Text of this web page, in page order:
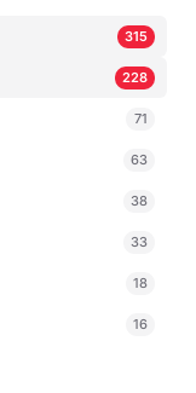
315
228
71
63
38
33
18
16